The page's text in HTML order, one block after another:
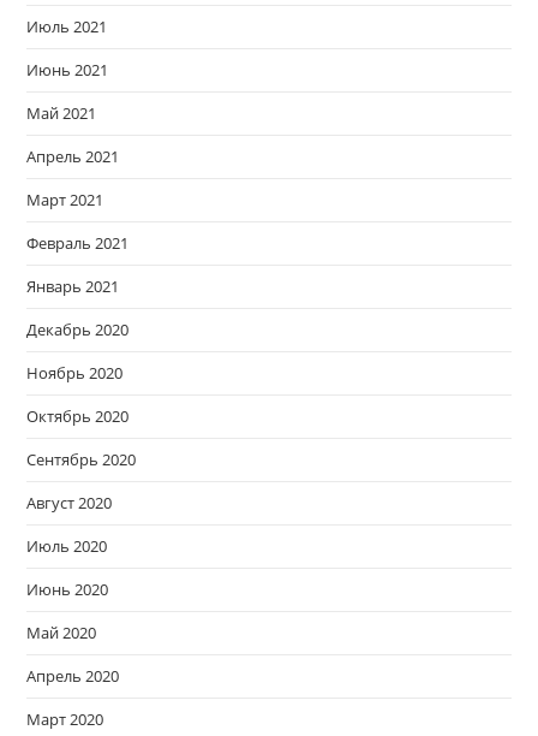
Июль 2021
Июнь 2021
Май 2021
Апрель 2021
Март 2021
Февраль 2021
Январь 2021
Декабрь 2020
Ноябрь 2020
Октябрь 2020
Сентябрь 2020
Август 2020
Июль 2020
Июнь 2020
Май 2020
Апрель 2020
Март 2020